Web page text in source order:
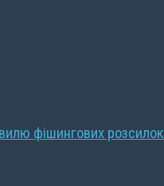
фішингових розсилок